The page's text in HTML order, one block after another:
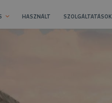
HASZNÁLT SZOLGÁLTATÁSOK